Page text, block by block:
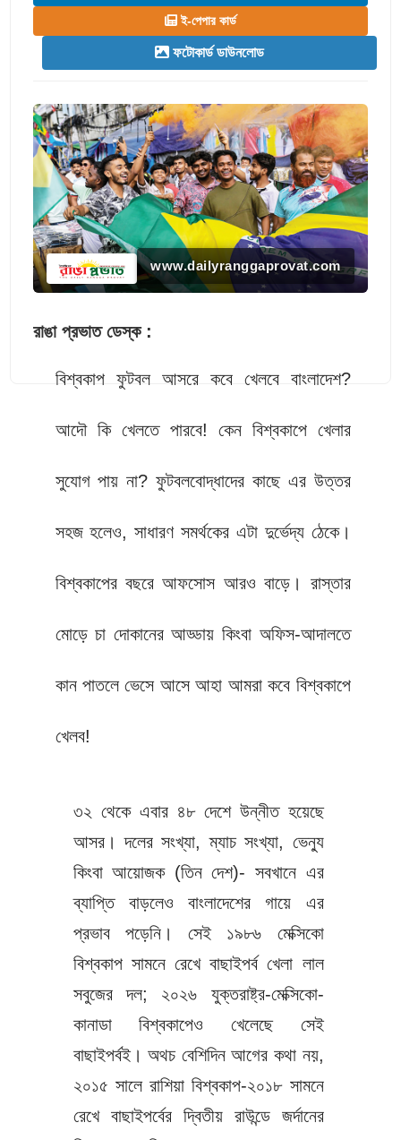
ই-পেপার কার্ড
ফটোকার্ড ডাউনলোড
www.dailyranggaprovat.com
রাঙা প্রভাত ডেস্ক :
বিশ্বকাপ ফুটবল আসরে কবে খেলবে বাংলাদেশ?
আদৌ কি খেলতে পারবে! কেন বিশ্বকাপে খেলার
সুযোগ পায় না? ফুটবলবোদ্ধাদের কাছে এর উত্তর
সহজ হলেও, সাধারণ সমর্থকের এটা দুর্ভেদ্য ঠেকে।
বিশ্বকাপের বছরে আফসোস আরও বাড়ে। রাস্তার
মোড়ে চা দোকানের আড্ডায় কিংবা অফিস-আদালতে
কান পাতলে ভেসে আসে আহা আমরা কবে বিশ্বকাপে
খেলব!
৩২ থেকে এবার ৪৮ দেশে উন্নীত হয়েছে
আসর। দলের সংখ্যা, ম্যাচ সংখ্যা, ভেন্যু
কিংবা আয়োজক (তিন দেশ)- সবখানে এর
ব্যাপ্তি বাড়লেও বাংলাদেশের গায়ে এর
প্রভাব পড়েনি। সেই ১৯৮৬ মেক্সিকো
বিশ্বকাপ সামনে রেখে বাছাইপর্ব খেলা লাল
সবুজের দল; ২০২৬ যুক্তরাষ্ট্র-মেক্সিকো-
কানাডা বিশ্বকাপেও খেলেছে সেই
বাছাইপর্বই। অথচ বেশিদিন আগের কথা নয়,
২০১৫ সালে রাশিয়া বিশ্বকাপ-২০১৮ সামনে
রেখে বাছাইপর্বের দ্বিতীয় রাউন্ডে জর্দানের